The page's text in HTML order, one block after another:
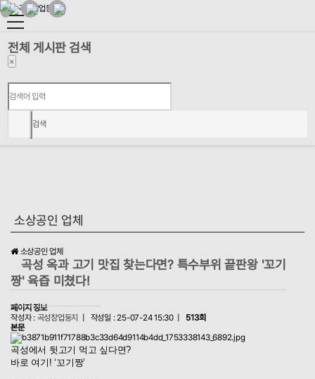
전체 게시판 검색
×
검색
소상공인 업체
소상공인 업체
곡성 옥과 고기 맛집 찾는다면? 특수부위 끝판왕 '꼬기
짱' 육즙 미쳤다!
페이지 정보
작성자 : 곡성창업둥지 작성일 :25-07-24 15:30 | 513회
본문
곡성에서 뒷고기 먹고 싶다면?
바로 여기! ‘꼬기짱’